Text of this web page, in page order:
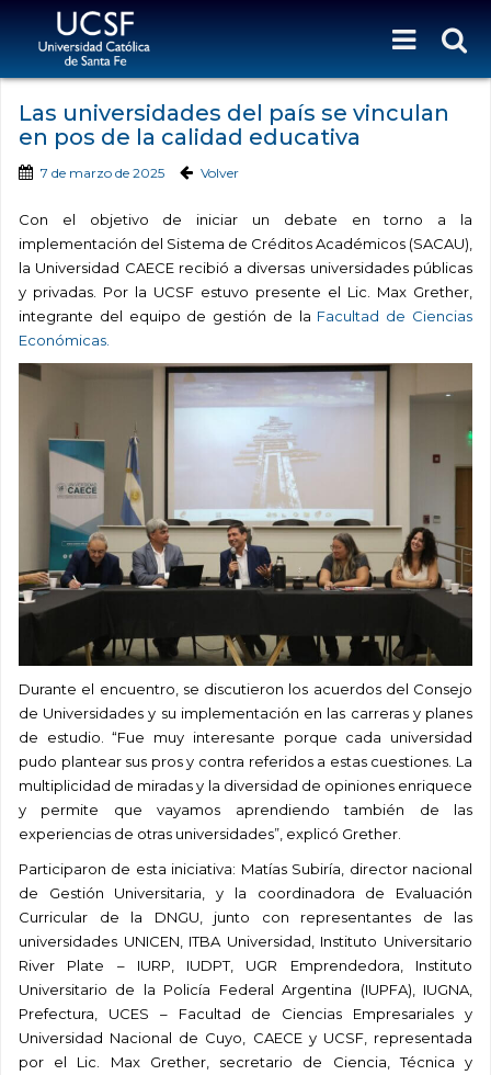
Las universidades del país se vinculan
en pos de la calidad educativa
7 de marzo de 2025 Volver
Con el objetivo de iniciar un debate en torno a la
implementación del Sistema de Créditos Académicos (SACAU),
la Universidad CAECE recibió a diversas universidades públicas
y privadas. Por la UCSF estuvo presente el Lic. Max Grether,
integrante del equipo de gestión de la Facultad de Ciencias
Económicas.
Durante el encuentro, se discutieron los acuerdos del Consejo
de Universidades y su implementación en las carreras y planes
de estudio. “Fue muy interesante porque cada universidad
pudo plantear sus pros y contra referidos a estas cuestiones. La
multiplicidad de miradas y la diversidad de opiniones enriquece
y permite que vayamos aprendiendo también de las
experiencias de otras universidades”, explicó Grether.
Participaron de esta iniciativa: Matías Subiría, director nacional
de Gestión Universitaria, y la coordinadora de Evaluación
Curricular de la DNGU, junto con representantes de las
universidades UNICEN, ITBA Universidad, Instituto Universitario
River Plate – IURP, IUDPT, UGR Emprendedora, Instituto
Universitario de la Policía Federal Argentina (IUPFA), IUGNA,
Prefectura, UCES – Facultad de Ciencias Empresariales y
Universidad Nacional de Cuyo, CAECE y UCSF, representada
por el Lic. Max Grether, secretario de Ciencia, Técnica y